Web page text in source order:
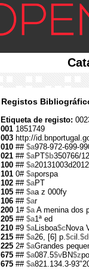
Registos
Etiqueta de registo:
001 1851749
003 http://
010 ## $a978-972-699-
021 ## $aPT$b350766/12
100 ## $a
101 0# $aporspa
102 ## $aPT
105 ## $aa z 000fy
106 ## $ar
200 1# $aA menina dos
205 ## $a1ª ed
210 #9 $aLisboa$cNova
215 ## $a26, [6] p.$cil.$d
225 2# $aGrandes
675 ## $a087.5$vBN$z
675 ## $a821.134.3-